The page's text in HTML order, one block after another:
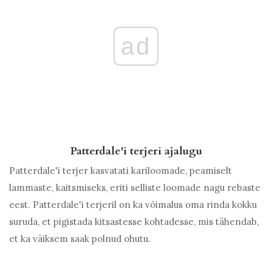
ad
Patterdale'i terjeri ajalugu
Patterdale'i terjer kasvatati kariloomade, peamiselt
lammaste, kaitsmiseks, eriti selliste loomade nagu rebaste
eest. Patterdale'i terjeril on ka võimalus oma rinda kokku
suruda, et pigistada kitsastesse kohtadesse, mis tähendab,
et ka väiksem saak polnud ohutu.